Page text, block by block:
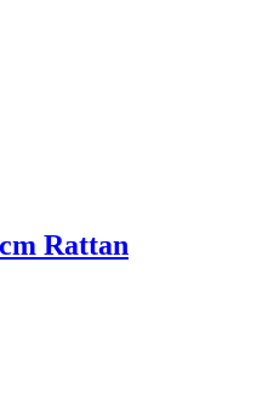
Rattan